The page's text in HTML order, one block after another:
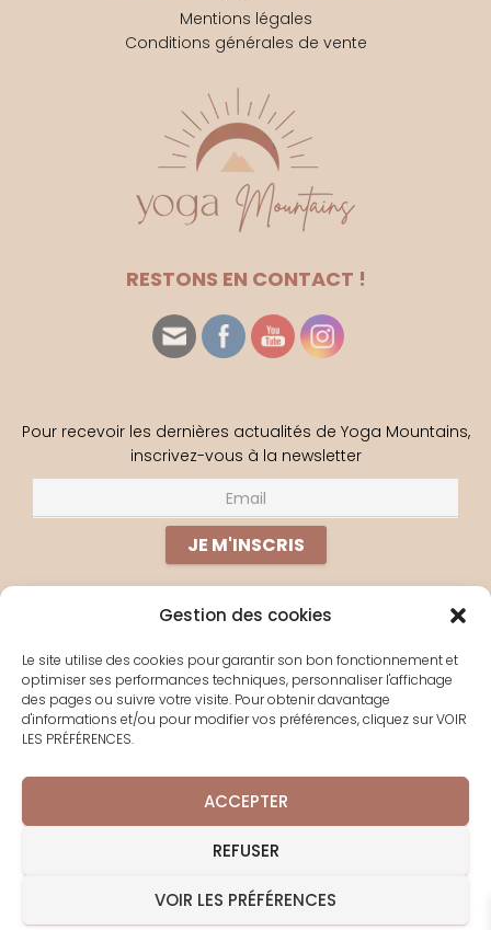
Gestion des cookies
Le site utilise des cookies pour garantir son bon fonctionnement et
optimiser ses performances techniques, personnaliser l'affichage
des pages ou suivre votre visite. Pour obtenir davantage
d'informations et/ou pour modifier vos préférences, cliquez sur VOIR
LES PRÉFÉRENCES.
ACCEPTER
REFUSER
VOIR LES PRÉFÉRENCES
Mentions légales
Conditions générales de vente
RESTONS EN CONTACT !
Pour recevoir les dernières actualités de Yoga Mountains,
inscrivez-vous à la newsletter
À PROPOS
YOGA EN LIGNE
Hestia | Développé parThemeIsle